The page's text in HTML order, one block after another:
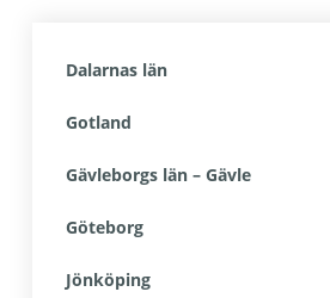
Dalarnas län
Gotland
Gävleborgs län – Gävle
Göteborg
Jönköping